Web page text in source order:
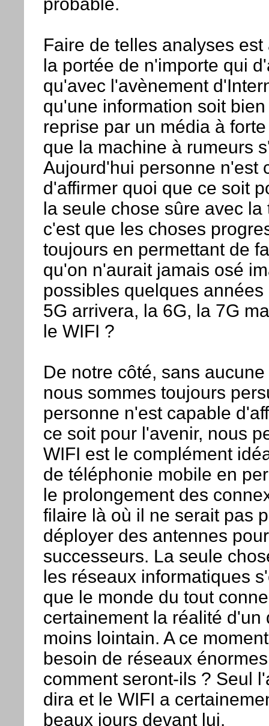
Faire de telles analyses
la portée de n'importe qui
qu'avec l'avènement
qu'une information soit
reprise par un média à
que la machine à rumeurs
Aujourd'hui personne n'est
d'affirmer quoi que ce soit
la seule chose sûre avec la
c'est que les choses
toujours en permettant de
qu'on n'aurait jamais osé
possibles quelques
5G arrivera, la 6G, la 7G
le WIFI ?
De notre côté, sans
nous sommes toujours
personne n'est capable
ce soit pour l'avenir, nous
WIFI est le complément
de téléphonie mobile en
le prolongement des
filaire là où il ne serait pas
déployer des antennes
successeurs. La seule
les réseaux informatiques
que le monde du tout
certainement la réalité d'un
moins lointain. A ce
besoin de réseaux
comment seront-ils ? Seul
dira et le WIFI a
beaux jours devant lui.